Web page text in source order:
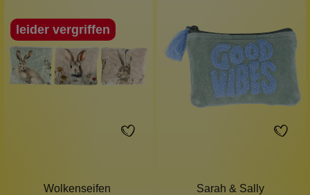
leider vergriffen
Wolkenseifen
Sarah & Sally